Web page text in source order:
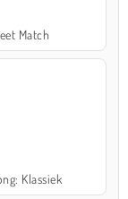
Match
Klassiek